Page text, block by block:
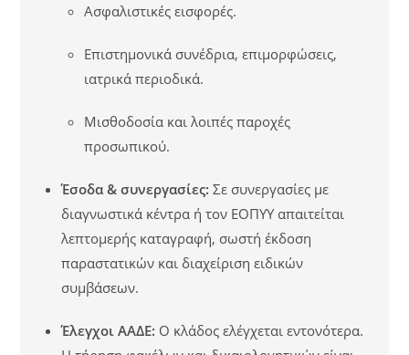
Ασφαλιστικές εισφορές.
Επιστημονικά συνέδρια, επιμορφώσεις,
ιατρικά περιοδικά.
Μισθοδοσία και λοιπές παροχές
προσωπικού.
Έσοδα & συνεργασίες: Σε συνεργασίες με
διαγνωστικά κέντρα ή τον ΕΟΠΥΥ απαιτείται
λεπτομερής καταγραφή, σωστή έκδοση
παραστατικών και διαχείριση ειδικών
συμβάσεων.
Έλεγχοι ΑΑΔΕ: Ο κλάδος ελέγχεται εντονότερα.